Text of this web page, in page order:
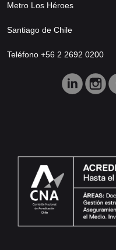
Metro Los Héroes
Santiago de Chile
Teléfono +56 2 2692 0200